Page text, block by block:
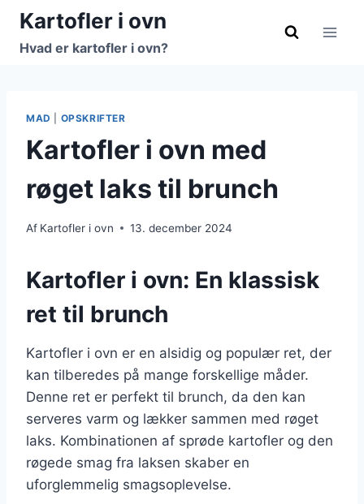
Fortsæt
indhold
Kartofler i ovn
Hvad er kartofler i ovn?
MAD OPSKRIFTER
Kartofler i ovn med
røget laks til brunch
Af Kartofler i ovn 13. december 2024
Kartofler i ovn: En klassisk
ret til brunch
Kartofler i ovn er en alsidig og populær ret, der
kan tilberedes på mange forskellige måder.
Denne ret er perfekt til brunch, da den kan
serveres varm og lækker sammen med røget
laks. Kombinationen af sprøde kartofler og den
røgede smag fra laksen skaber en
uforglemmelig smagsoplevelse.